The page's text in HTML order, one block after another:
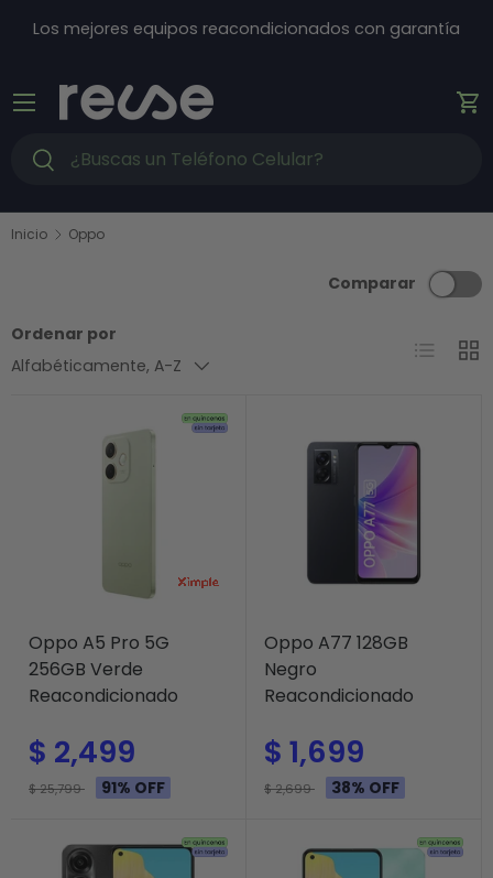
Ir al contenido
Los mejores equipos reacondicionados con garantía
Buscar
Buscar
Menú
Inicio Oppo
Ordenar por
Alfabéticamente, A-Z
Comparar
Lista
Oppo A5 Pro 5G
256GB Verde
Reacondicionado
$ 2,499
$ 25,799 91% OFF
Oppo A77 128GB
Negro
Reacondicionado
$ 1,699
$ 2,699 38% OFF